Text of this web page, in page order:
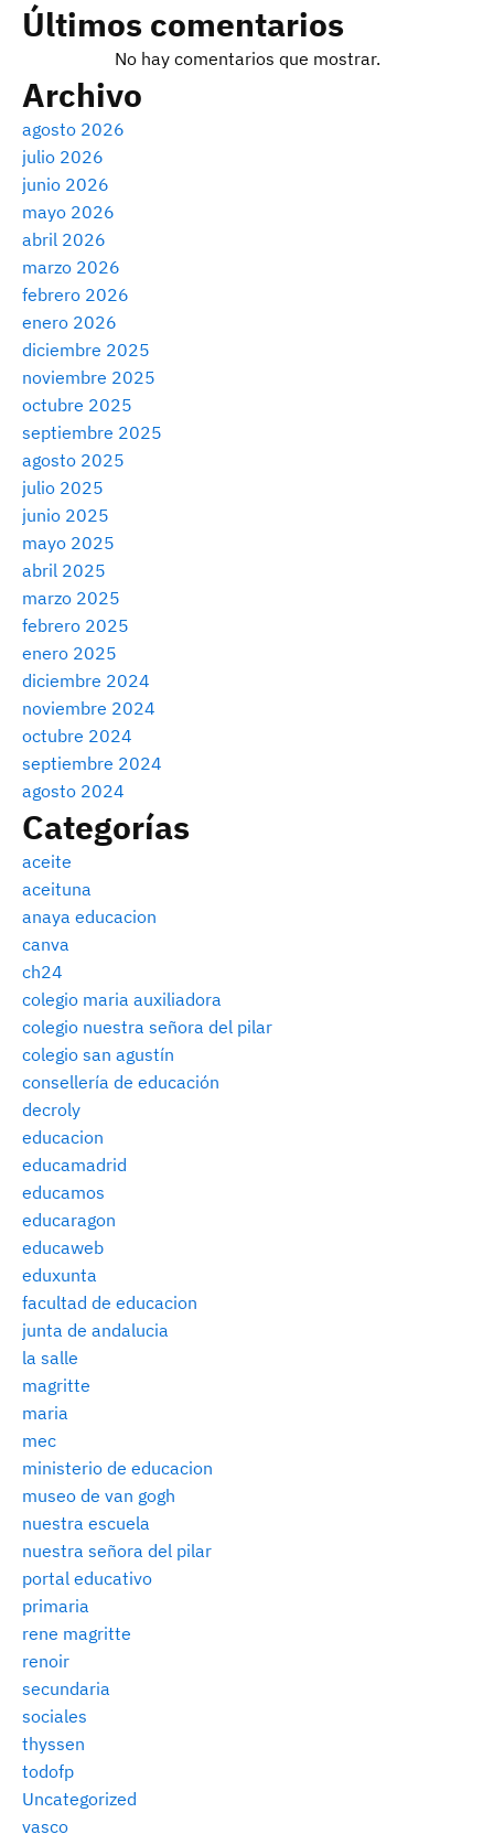
Últimos comentarios
No hay comentarios que mostrar.
Archivo
agosto 2026
julio 2026
junio 2026
mayo 2026
abril 2026
marzo 2026
febrero 2026
enero 2026
diciembre 2025
noviembre 2025
octubre 2025
septiembre 2025
agosto 2025
julio 2025
junio 2025
mayo 2025
abril 2025
marzo 2025
febrero 2025
enero 2025
diciembre 2024
noviembre 2024
octubre 2024
septiembre 2024
agosto 2024
Categorías
aceite
aceituna
anaya educacion
canva
ch24
colegio maria auxiliadora
colegio nuestra señora del pilar
colegio san agustín
consellería de educación
decroly
educacion
educamadrid
educamos
educaragon
educaweb
eduxunta
facultad de educacion
junta de andalucia
la salle
magritte
maria
mec
ministerio de educacion
museo de van gogh
nuestra escuela
nuestra señora del pilar
portal educativo
primaria
rene magritte
renoir
secundaria
sociales
thyssen
todofp
Uncategorized
vasco